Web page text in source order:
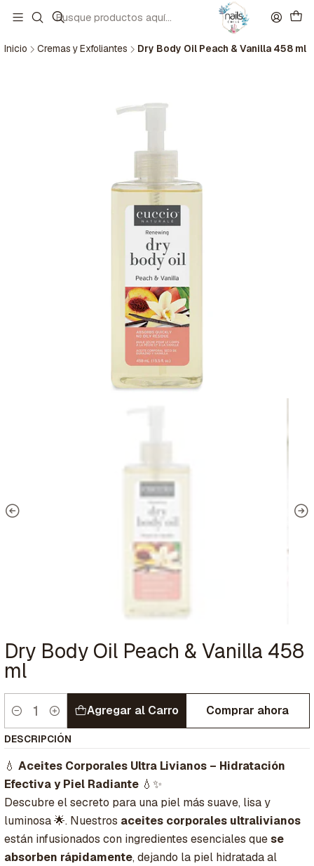
Inicio Cremas y Exfoliantes Dry Body Oil Peach & Vanilla 458 ml
Dry Body Oil Peach & Vanilla 458
ml
Cantidad
Agregar al Carro Comprar ahora
DESCRIPCIÓN
💧 Aceites Corporales Ultra Livianos – Hidratación
Efectiva y Piel Radiante 💧✨
Descubre el secreto para una piel más suave, lisa y
luminosa 🌟. Nuestros aceites corporales ultralivianos
están infusionados con ingredientes esenciales quese
absorben rápidamente, dejando la piel hidratada al